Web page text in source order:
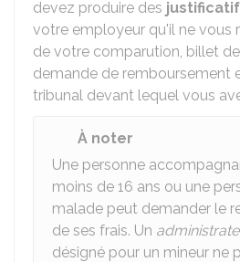
devez produire des
votre employeur qu'il ne vous
de votre comparution, billet
demande de remboursement
tribunal devant lequel vous
À noter
Une personne
moins de 16 ans ou une
malade peut demander le
de ses frais. Un
désigné pour un mineur ne